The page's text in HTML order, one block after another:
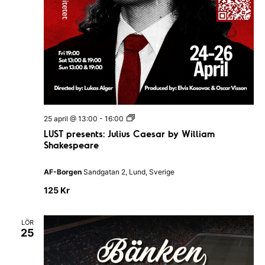
o
n
e
n
LUST presents: Julius Caesar by William
Shakespeare
25 april @ 13:00 - 16:00
L
S
e
:
J
u
l
AF-Borgen Sandgatan 2, Lund, Sverige
125 Kr
LÖR
25